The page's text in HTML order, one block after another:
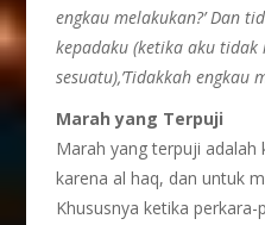
engkau melakukan?’ Dan
kepadaku (ketika aku tidak
sesuatu),’Tidakkah engkau
Marah yang Terpuji
Marah yang terpuji adalah
karena al haq, dan untuk
Khususnya ketika